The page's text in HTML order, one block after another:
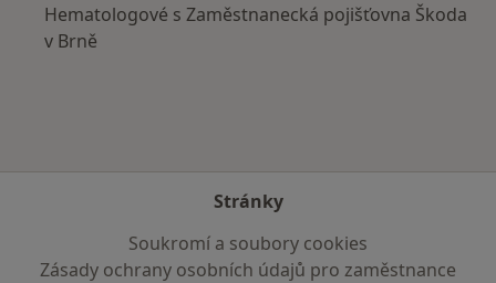
Hematologové s Zaměstnanecká pojišťovna Škoda
v Brně
Stránky
Soukromí a soubory cookies
Zásady ochrany osobních údajů pro zaměstnance